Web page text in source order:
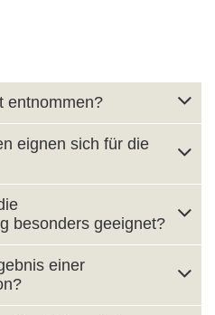
entnommen?
eignen sich für die
besonders geeignet?
einer